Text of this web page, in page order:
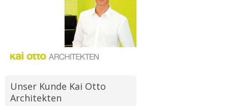
Unser Kunde Kai Otto
Architekten